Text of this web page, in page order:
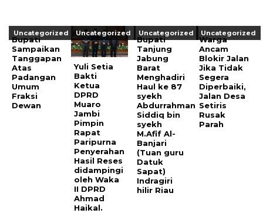
Uncategorized
Bupati
Sampaikan
Tanggapan
Atas
Padangan
Umum
Fraksi
Dewan
Uncategorized
Yuli Setia
Bakti
Ketua
DPRD
Muaro
Jambi
Pimpin
Rapat
Paripurna
Penyerahan
Hasil Reses
didampingi
oleh Waka
II DPRD
Ahmad
Haikal.
Uncategorized
Bupati
Tanjung
Jabung
Barat
Menghadiri
Haul ke 87
syekh
Abdurrahman
Siddiq bin
syekh
M.Afif Al-
Banjari
(Tuan guru
Datuk
Sapat)
Indragiri
hilir Riau
Uncategorized
Warga
Ancam
Blokir Jalan
Jika Tidak
Segera
Diperbaiki,
Jalan Desa
Setiris
Rusak
Parah